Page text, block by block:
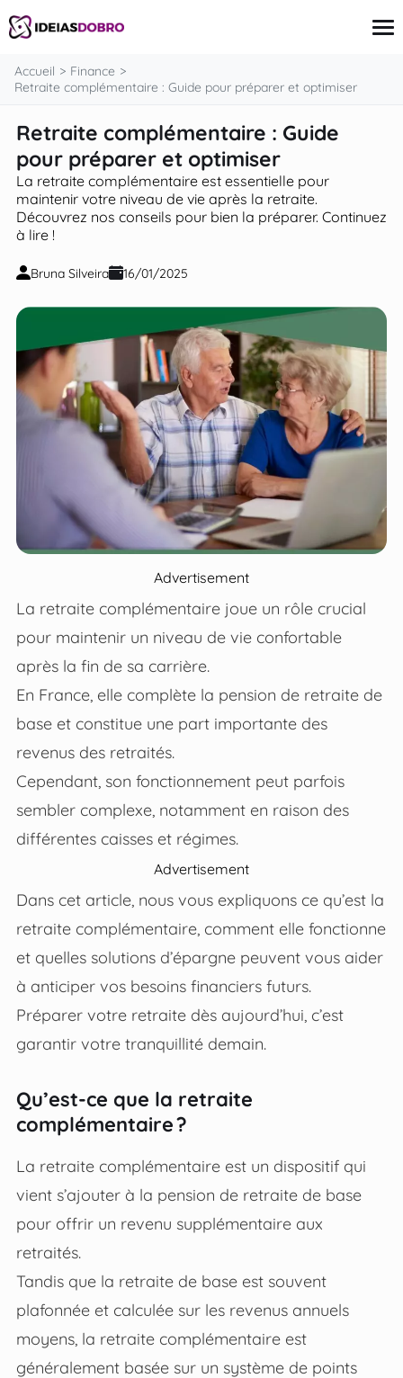
Carte Bancaire
Finance
Investissement
Assurances
Prêts
Revenu supplémentaire
Accueil
Finance
Retraite complémentaire : Guide pour préparer et optimiser
Retraite complémentaire : Guide
pour préparer et optimiser
La retraite complémentaire est essentielle pour
maintenir votre niveau de vie après la retraite.
Découvrez nos conseils pour bien la préparer. Continuez
à lire !
Bruna Silveira 16/01/2025
Advertisement
La retraite complémentaire joue un rôle crucial
pour maintenir un niveau de vie confortable
après la fin de sa carrière.
En France, elle complète la pension de retraite de
base et constitue une part importante des
revenus des retraités.
Cependant, son fonctionnement peut parfois
sembler complexe, notamment en raison des
différentes caisses et régimes.
Advertisement
Dans cet article, nous vous expliquons ce qu’est la
retraite complémentaire, comment elle fonctionne
et quelles solutions d’épargne peuvent vous aider
à anticiper vos besoins financiers futurs.
Préparer votre retraite dès aujourd’hui, c’est
garantir votre tranquillité demain.
Qu’est-ce que la retraite
complémentaire ?
La retraite complémentaire est un dispositif qui
vient s’ajouter à la pension de retraite de base
pour offrir un revenu supplémentaire aux
retraités.
Tandis que la retraite de base est souvent
plafonnée et calculée sur les revenus annuels
moyens, la retraite complémentaire est
généralement basée sur un système de points